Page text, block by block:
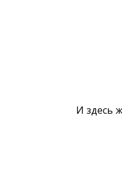
И здесь